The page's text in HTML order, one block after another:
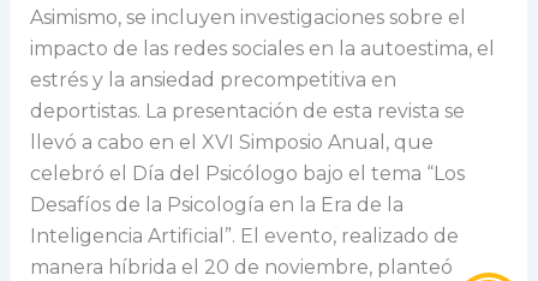
Asimismo, se incluyen investigaciones sobre el
impacto de las redes sociales en la autoestima, el
estrés y la ansiedad precompetitiva en
deportistas. La presentación de esta revista se
llevó a cabo en el XVI Simposio Anual, que
celebró el Día del Psicólogo bajo el tema “Los
Desafíos de la Psicología en la Era de la
Inteligencia Artificial”. El evento, realizado de
manera híbrida el 20 de noviembre, planteó